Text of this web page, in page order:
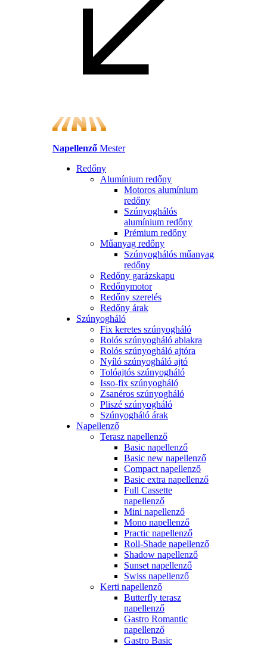
Napellenző Mester
Redőny
Alumínium redőny
Motoros alumínium
redőny
Szúnyoghálós
alumínium redőny
Prémium redőny
Műanyag redőny
Szúnyoghálós műanyag
redőny
Redőny garázskapu
Redőnymotor
Redőny szerelés
Redőny árak
Szúnyogháló
Fix keretes szúnyogháló
Rolós szúnyogháló ablakra
Rolós szúnyogháló ajtóra
Nyíló szúnyogháló ajtó
Tolóajtós szúnyogháló
Isso-fix szúnyogháló
Zsanéros szúnyogháló
Pliszé szúnyogháló
Szúnyogháló árak
Napellenző
Terasz napellenző
Basic napellenző
Basic new napellenző
Compact napellenző
Basic extra napellenző
Full Cassette
napellenző
Mini napellenző
Mono napellenző
Practic napellenző
Roll-Shade napellenző
Shadow napellenző
Sunset napellenző
Swiss napellenző
Kerti napellenző
Butterfly terasz
napellenző
Gastro Romantic
napellenző
Gastro Basic